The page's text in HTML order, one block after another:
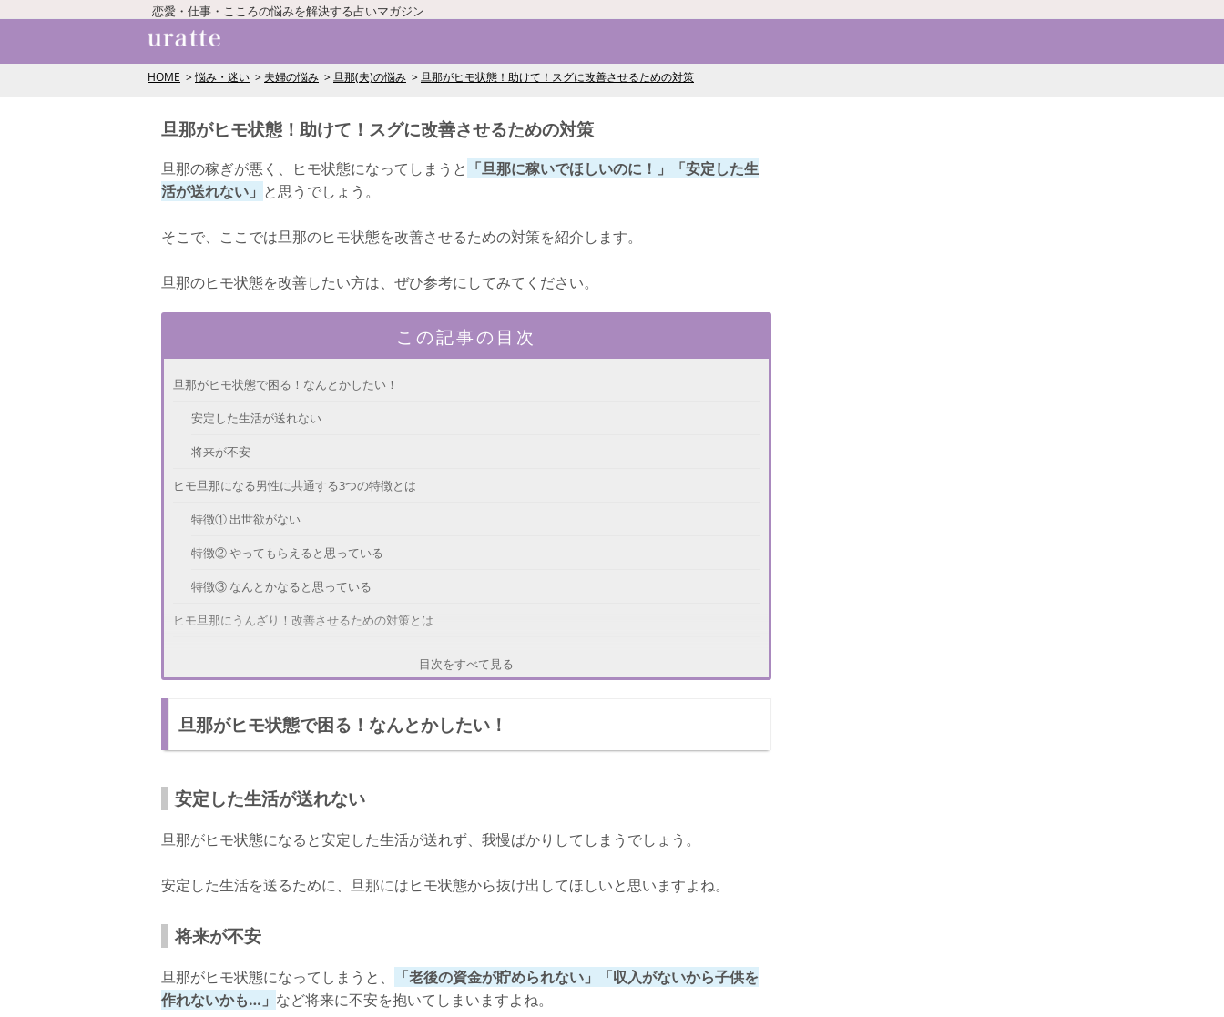
恋愛・仕事・こころの悩みを解決する占いマガジン
HOME 悩み・迷い 夫婦の悩み 旦那(夫)の悩み 旦那がヒモ状態！助けて！スグに改善させるための対策
旦那がヒモ状態！助けて！スグに改善させるための対策
旦那の稼ぎが悪く、ヒモ状態になってしまうと 「旦那に稼いでほしいのに！」「安定した生
活が送れない」 と思うでしょう。
そこで、ここでは旦那のヒモ状態を改善させるための対策を紹介します。
旦那のヒモ状態を改善したい方は、ぜひ参考にしてみてください。
この記事の目次
旦那がヒモ状態で困る！なんとかしたい！
安定した生活が送れない
将来が不安
ヒモ旦那になる男性に共通する3つの特徴とは
特徴① 出世欲がない
特徴② やってもらえると思っている
特徴③ なんとかなると思っている
ヒモ旦那にうんざり！改善させるための対策とは
あなたの苦労を伝える
ヒモ旦那でも普通の旦那に戻すことは可能です
危機感をもたせれば変われる
離婚したほうが幸せになりやすいヒモ旦那の特徴
目次をすべて見る
旦那がヒモ状態で困る！なんとかしたい！
安定した生活が送れない
旦那がヒモ状態になると安定した生活が送れず、我慢ばかりしてしまうでしょう。
安定した生活を送るために、旦那にはヒモ状態から抜け出してほしいと思いますよね。
将来が不安
旦那がヒモ状態になってしまうと、
「老後の資金が貯められない」「収入がないから子供を
作れないかも…」 など将来に不安を抱いてしまいますよね。